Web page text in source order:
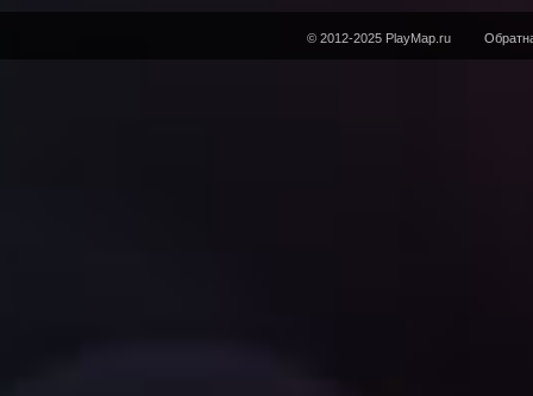
© 2012-2025 PlayMap.ru